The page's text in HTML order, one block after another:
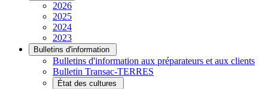
2026
2025
2024
2023
Bulletins d'information
Bulletins d'information aux préparateurs et aux clients
Bulletin Transac-TERRES
État des cultures